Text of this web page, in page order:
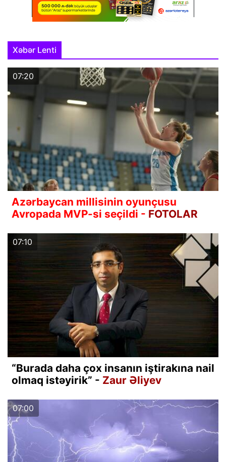
Xəbər Lenti
07:20
Azərbaycan millisinin oyunçusu
Avropada MVP-si seçildi - FOTOLAR
07:10
“Burada daha çox insanın iştirakına nail
olmaq istəyirik” - Zaur Əliyev
07:00